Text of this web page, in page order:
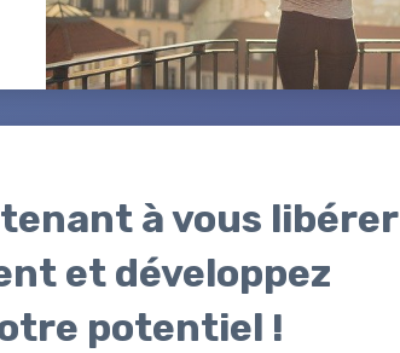
à vous libérer
et développez
potentiel !